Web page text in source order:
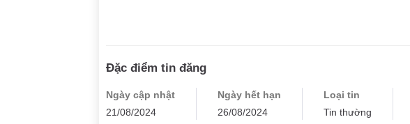
Đặc điểm tin đăng
Ngày cập nhật
21/08/2024
Ngày hết hạn
26/08/2024
Loại tin
Tin thường